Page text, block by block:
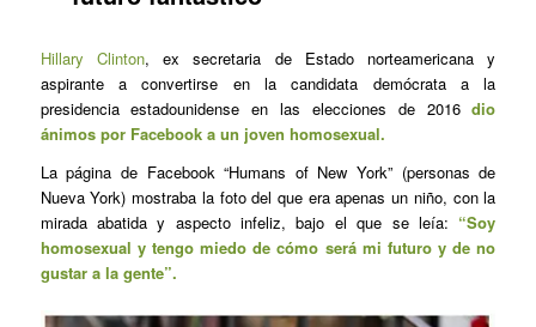
Hillary Clinton, ex secretaria de Estado norteamericana y
aspirante a convertirse en la candidata demócrata a la
presidencia estadounidense en las elecciones de 2016dio
ánimos por Facebook a un joven homosexual.
La página de Facebook “Humans of New York” (personas de
Nueva York) mostraba la foto del que era apenas un niño, con la
mirada abatida y aspecto infeliz, bajo el que se leía: “Soy
homosexual y tengo miedo de cómo será mi futuro y de no
gustar a la gente”.